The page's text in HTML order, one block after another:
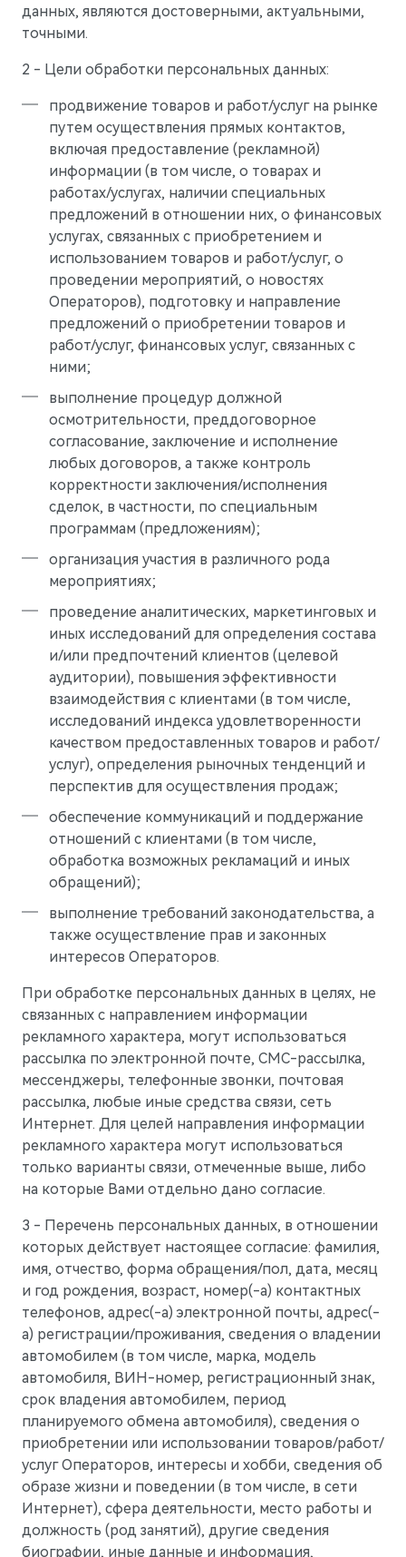
M5Стильный спортивный кроссовер
M7Представительский кроссовер
M9 Флагманский интеллектуальный кроссовер
Скоро в продаже
данных, являются достоверными, актуальными,
точными.
2 - Цели обработки персональных данных:
продвижение товаров и работ/услуг на рынке
путем осуществления прямых контактов,
включая предоставление (рекламной)
информации (в том числе, о товарах и
работах/услугах, наличии специальных
предложений в отношении них, о финансовых
услугах, связанных с приобретением и
использованием товаров и работ/услуг, о
проведении мероприятий, о новостях
Операторов), подготовку и направление
предложений о приобретении товаров и
работ/услуг, финансовых услуг, связанных с
ними;
выполнение процедур должной
осмотрительности, преддоговорное
согласование, заключение и исполнение
любых договоров, а также контроль
корректности заключения/исполнения
сделок, в частности, по специальным
программам (предложениям);
организация участия в различного рода
мероприятиях;
проведение аналитических, маркетинговых и
иных исследований для определения состава
и/или предпочтений клиентов (целевой
аудитории), повышения эффективности
взаимодействия с клиентами (в том числе,
исследований индекса удовлетворенности
качеством предоставленных товаров и работ/
услуг), определения рыночных тенденций и
перспектив для осуществления продаж;
обеспечение коммуникаций и поддержание
отношений с клиентами (в том числе,
обработка возможных рекламаций и иных
обращений);
выполнение требований законодательства, а
также осуществление прав и законных
интересов Операторов.
При обработке персональных данных в целях, не
связанных с направлением информации
рекламного характера, могут использоваться
рассылка по электронной почте, СМС-рассылка,
мессенджеры, телефонные звонки, почтовая
рассылка, любые иные средства связи, сеть
Интернет. Для целей направления информации
рекламного характера могут использоваться
только варианты связи, отмеченные выше, либо
на которые Вами отдельно дано согласие.
3 - Перечень персональных данных, в отношении
которых действует настоящее согласие: фамилия,
имя, отчество, форма обращения/пол, дата, месяц
и год рождения, возраст, номер(-а) контактных
телефонов, адрес(-а) электронной почты, адрес(-
а) регистрации/проживания, сведения о владении
автомобилем (в том числе, марка, модель
автомобиля, ВИН-номер, регистрационный знак,
срок владения автомобилем, период
планируемого обмена автомобиля), сведения о
приобретении или использовании товаров/работ/
услуг Операторов, интересы и хобби, сведения об
образе жизни и поведении (в том числе, в сети
Интернет), сфера деятельности, место работы и
должность (род занятий), другие сведения
биографии, иные данные и информация,